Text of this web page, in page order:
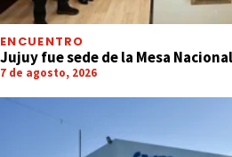
ENCUENTRO
Jujuy fue sede de la Mesa
7 de agosto, 2026